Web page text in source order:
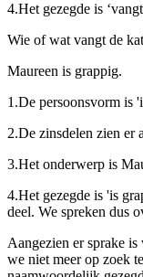
4.Het gezegde is
Wie of wat vangt de
Maureen is grappig.
1.De persoonsvorm is
2.De zinsdelen zien er
3.Het onderwerp is
4.Het gezegde is 'is
deel. We spreken dus
Aangezien er sprake
we niet meer op zoek